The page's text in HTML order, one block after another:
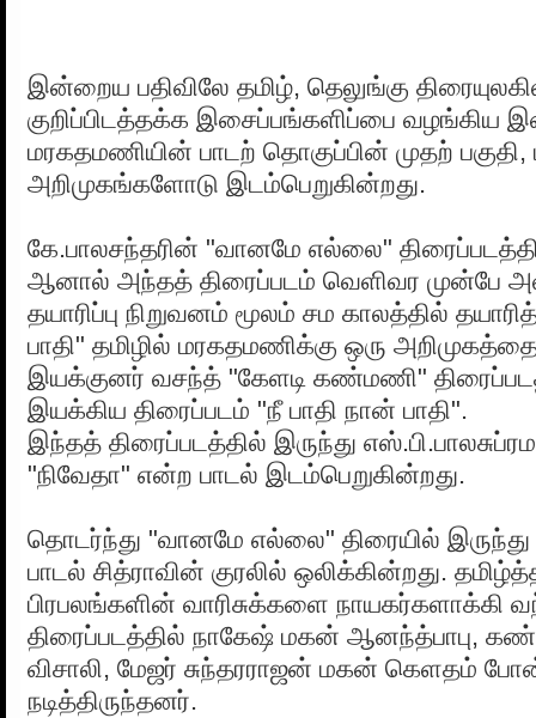
இன்றைய பதிவிலே தமிழ், தெலுங்கு
குறிப்பிடத்தக்க இசைப்பங்களிப்பை வழங்கிய
மரகதமணியின் பாடற் தொகுப்பின் முதற் பகுதி,
அறிமுகங்களோடு இடம்பெறுகின்றது.
கே.பாலசந்தரின் "வானமே எல்லை"
ஆனால் அந்தத் திரைப்படம் வெளிவர முன்பே
தயாரிப்பு நிறுவனம் மூலம் சம காலத்தில்
பாதி" தமிழில் மரகதமணிக்கு ஒரு
இயக்குனர் வசந்த் "கேளடி கண்மணி"
இயக்கிய திரைப்படம் "நீ பாதி நான் பாதி".
இந்தத் திரைப்படத்தில் இருந்து
"நிவேதா" என்ற பாடல் இடம்பெறுகின்றது.
தொடர்ந்து "வானமே எல்லை" திரையில்
பாடல் சித்ராவின் குரலில் ஒலிக்கின்றது.
பிரபலங்களின் வாரிசுக்களை
திரைப்படத்தில் நாகேஷ் மகன் ஆனந்த்பாபு,
விசாலி, மேஜர் சுந்தரராஜன் மகன் கெளதம்
நடித்திருந்தனர்.